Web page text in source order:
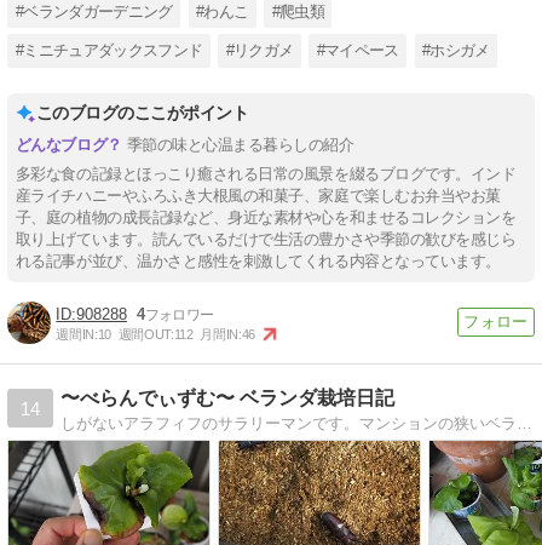
#ベランダガーデニング #わんこ #爬虫類
#ミニチュアダックスフンド #リクガメ #マイペース #ホシガメ
このブログのここがポイント
季節の味と心温まる暮らしの紹介
多彩な食の記録とほっこり癒される日常の風景を綴るブログです。インド
産ライチハニーやふろふき大根風の和菓子、家庭で楽しむお弁当やお菓
子、庭の植物の成長記録など、身近な素材や心を和ませるコレクションを
取り上げています。読んでいるだけで生活の豊かさや季節の歓びを感じら
れる記事が並び、温かさと感性を刺激してくれる内容となっています。
908288 4
週間IN:10 週間OUT:112 月間IN:46
14
〜べらんでぃずむ〜 ベランダ栽培日記